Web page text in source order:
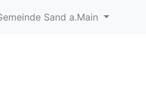
Sand a.Main